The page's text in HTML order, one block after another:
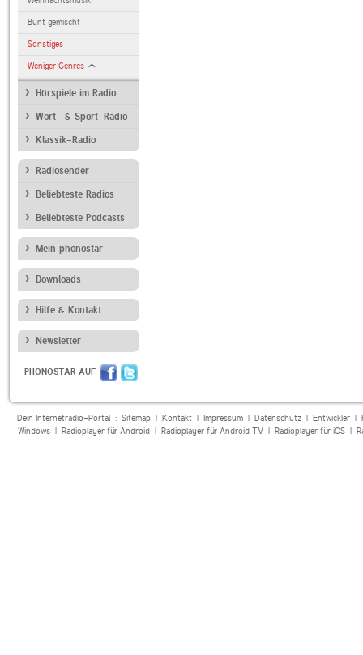
Bunt gemischt
Sonstiges
Weniger Genres
Hörspiele im Radio
Wort- & Sport-Radio
Klassik-Radio
Radiosender
Beliebteste Radios
Beliebteste Podcasts
Mein phonostar
Downloads
Hilfe & Kontakt
Newsletter
PHONOSTAR AUF
Dein Internetradio-Portal : Sitemap| Kontakt| Impressum| Datenschutz| Entwickler|
Windows| Radioplayer für Android| Radioplayer für Android TV| Radioplayer für iOS|